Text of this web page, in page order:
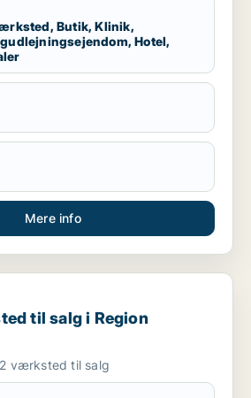
Butik, Klinik,
Hotel,
Mere info
salg i Region Sjælland
til salg i Region
værksted til salg